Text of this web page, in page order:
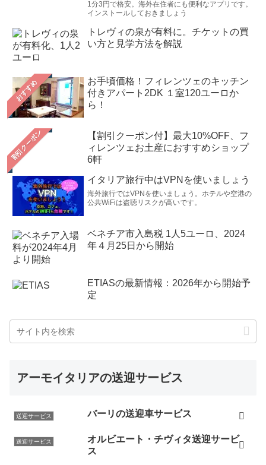
1分3円で格安。海外在住者にも便利なアプリです。
インストールしておきましょう
トレヴィの泉が有料に。チケットの買
い方と見学方法を解説
おすすめ
お手頃価格！フィレンツェのキッチン
付きアパート2DK １室120ユーロか
ら！
【割引クーポン付】最大10%OFF、フ
ィレンツェお土産におすすめショップ
6軒
イタリア旅行中はVPNを使いましょう
海外旅行ではVPNを使いましょう。ホテルや空港の
公共WiFiは盗聴リスクが高いです。
ベネチア市入島税 1人5ユーロ、2024
年４月25日から開始
ETIASの最新情報：2026年から開始予
定
アーモイタリアの送迎サービス
送迎サービス バーリの送迎車サービス
送迎サービス
オルビエート・チヴィタ送迎サービ
ス